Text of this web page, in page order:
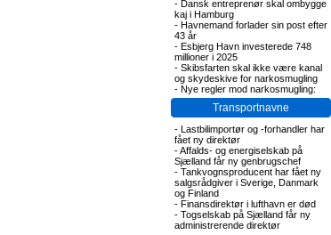
- Dansk entreprenør skal ombygge
kaj i Hamburg
- Havnemand forlader sin post efter
43 år
- Esbjerg Havn investerede 748
millioner i 2025
- Skibsfarten skal ikke være kanal
og skydeskive for narkosmugling
- Nye regler mod narkosmugling:
Transportnavne
- Lastbilimportør og -forhandler har
fået ny direktør
-Affalds- og energiselskab på
Sjælland får ny genbrugschef
- Tankvognsproducent har fået ny
salgsrådgiver i Sverige, Danmark
og Finland
- Finansdirektør i lufthavn er død
- Togselskab på Sjælland får ny
administrerende direktør